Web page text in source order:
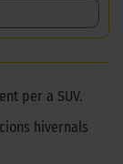
per a SUV.
hivernals